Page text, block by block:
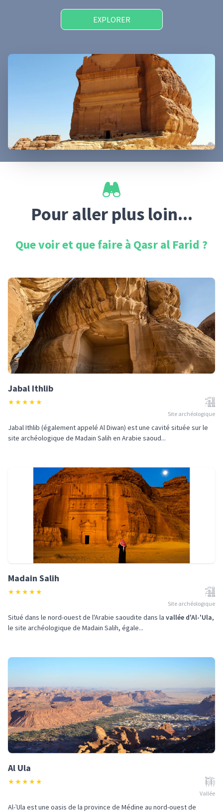
EXPLORER
Pour aller plus loin...
Que voir et que faire à Qasr al Farid ?
Jabal Ithlib
★★★★★
Site archéologique
Jabal Ithlib (également appelé Al Diwan) est une cavité située sur le
site archéologique de Madain Salih en Arabie saoud...
Madain Salih
★★★★★
Site archéologique
Situé dans le nord-ouest de l'Arabie saoudite dans la vallée d'Al-'Ula,
le site archéologique de Madain Salih, égale...
Al Ula
★★★★★
Vallée
Al-ʿUla est une oasis de la province de Médine au nord-ouest de